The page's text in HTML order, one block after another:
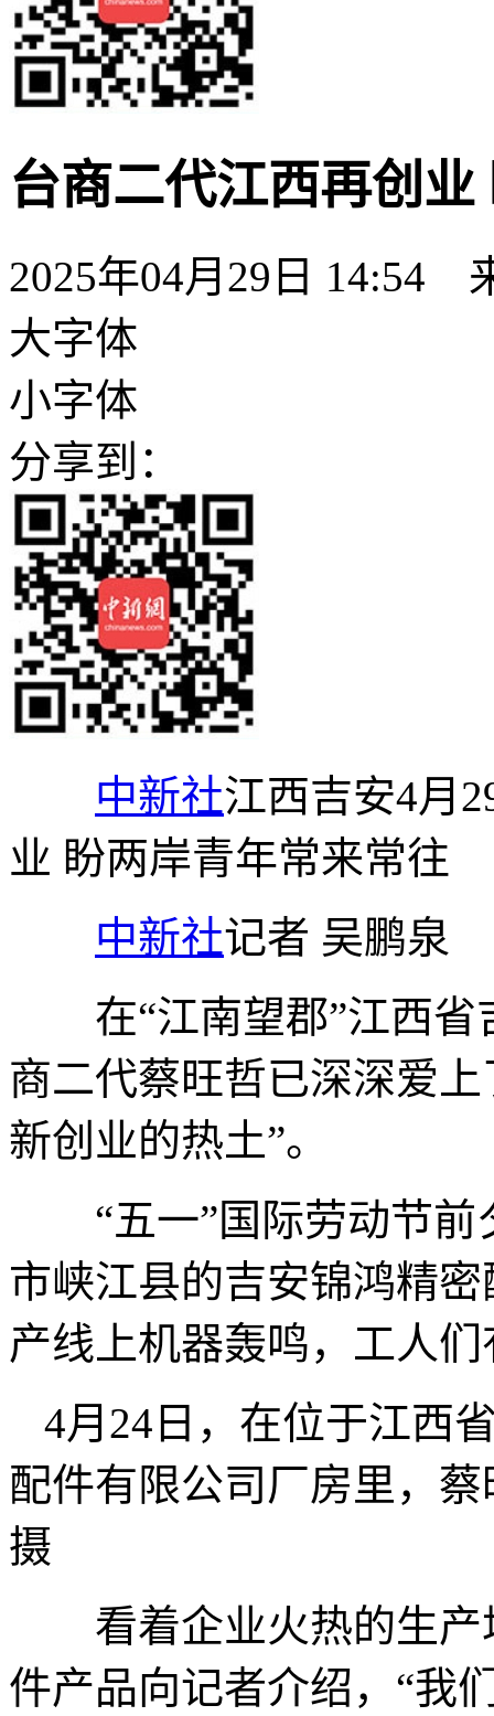
台商二代江西再创
2025年04月29日 14:54
大字体
小字体
分享到：
中新社江西吉安4月
业 盼两岸青年常来常往
中新社记者 吴鹏泉
在“江南望郡”江西省
商二代蔡旺哲已深深爱
新创业的热土”。
“五一”国际劳动节前
市峡江县的吉安锦鸿精
产线上机器轰鸣，工人
4月24日，在位于江西
配件有限公司厂房里，
摄
看着企业火热的生产
件产品向记者介绍，“我